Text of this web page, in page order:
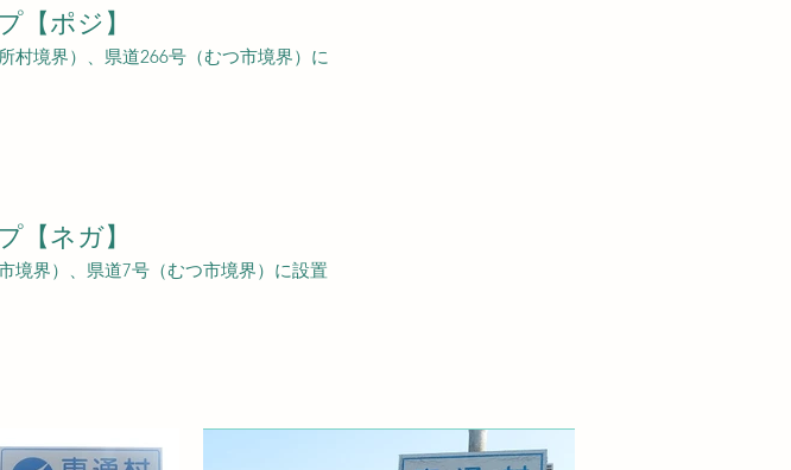
【ポジ】
村境界）、県道266号（むつ市境界）に
【ネガ】
境界）、県道7号（むつ市境界）に設置